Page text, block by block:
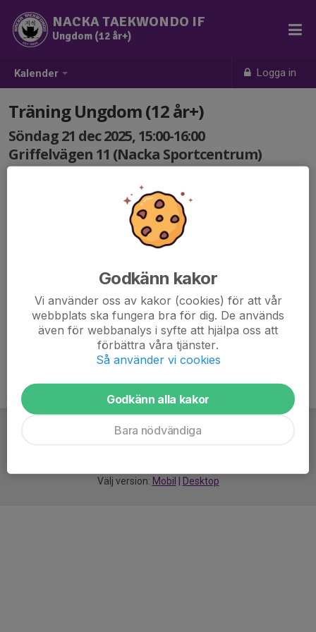
Kalender Logga in
NACKA TAEKWONDO IF
Ungdom (12 år+)
Träning Ungdom (12 år+)
Söndag 21 dec 2025, 15:00-16:00
Griffelvägen 11 (Nacka Sportcentrum)
Välj version: Mobil Desktop
Godkänn kakor
Vi använder oss av kakor (cookies) för att vår
webbplats ska fungera bra för dig. De används
även för webbanalys i syfte att hjälpa oss att
förbättra våra tjänster.
Så använder vi cookies
Godkänn alla kakor
Bara nödvändiga